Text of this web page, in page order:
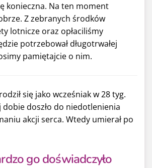
konieczna. Na ten moment
Z zebranych środków
lotnicze oraz opłaciliśmy
potrzebował długotrwałej
pamiętajcie o nim.
się jako wcześniak w 28 tyg.
dobie doszło do niedotlenienia
akcji serca. Wtedy umierał po
go doświadczyło